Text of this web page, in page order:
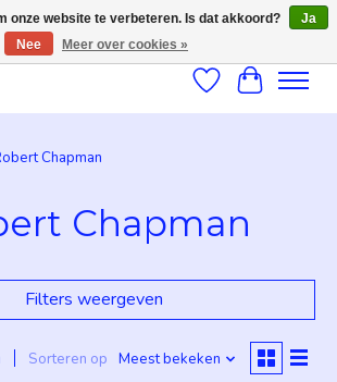
Verlanglijst
Chapman
Chapman
Filters weergeven
Sorteren op Meest bekeken
onze website te verbeteren. Is dat akkoord?
Ja
Nee
Meer over cookies »